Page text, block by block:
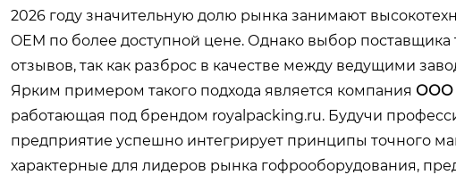
2026 году значительную долю рынка занимают
OEM по более доступной цене. Однако выбор
отзывов, так как разброс в качестве между ведущими
Ярким примером такого подхода является компания ООО
работающая под брендом royalpacking.ru. Будучи
предприятие успешно интегрирует принципы точного
характерные для лидеров рынка гофрооборудования,